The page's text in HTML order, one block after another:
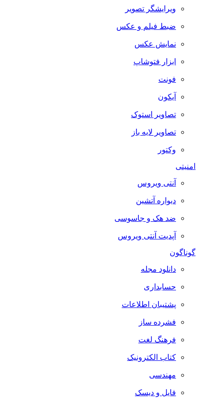
ویرایشگر تصویر
ضبط فيلم و عكس
نمایش عکس
ابزار فتوشاپ
فونت
آیکون
تصاویر استوک
تصاویر لایه باز
وکتور
امنیتی
آنتی ویروس
دیواره آتشین
ضد هک و جاسوسی
آپدیت آنتی ویروس
گوناگون
دانلود مجله
حسابداری
پشتیبان اطلاعات
فشرده ساز
فرهنگ لغت
کتاب الکترونیک
مهندسی
فایل و دیسک